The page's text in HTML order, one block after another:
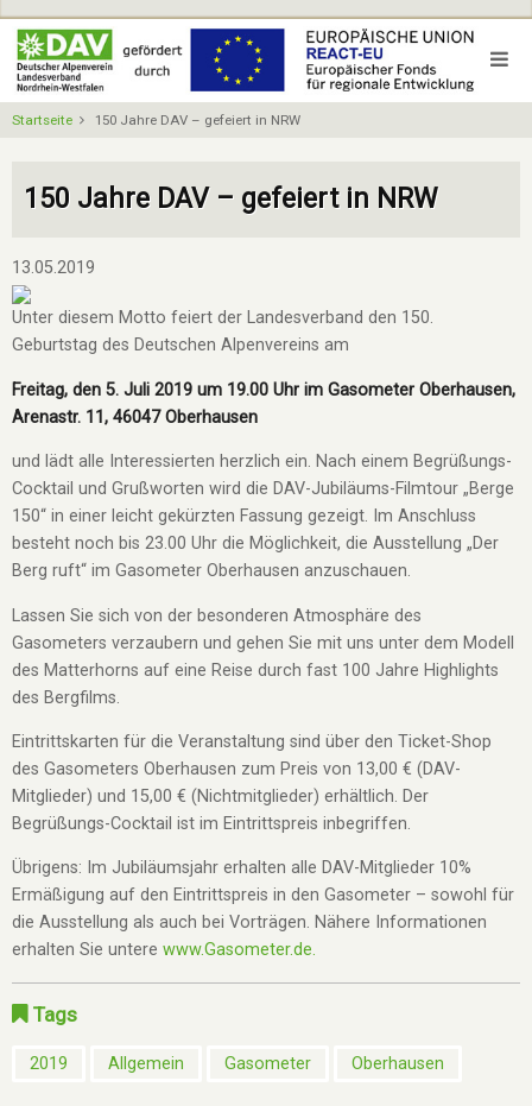
Direkt
zum
Inhalt
Startseite 150 Jahre DAV – gefeiert in NRW
150 Jahre DAV – gefeiert in NRW
13.05.2019
Unter diesem Motto feiert der Landesverband den 150.
Geburtstag des Deutschen Alpenvereins am
Freitag, den 5. Juli 2019 um 19.00 Uhr im Gasometer Oberhausen,
Arenastr. 11, 46047 Oberhausen
und lädt alle Interessierten herzlich ein. Nach einem Begrüßungs-
Cocktail und Grußworten wird die DAV-Jubiläums-Filmtour „Berge
150“ in einer leicht gekürzten Fassung gezeigt. Im Anschluss
besteht noch bis 23.00 Uhr die Möglichkeit, die Ausstellung „Der
Berg ruft“ im Gasometer Oberhausen anzuschauen.
Lassen Sie sich von der besonderen Atmosphäre des
Gasometers verzaubern und gehen Sie mit uns unter dem Modell
des Matterhorns auf eine Reise durch fast 100 Jahre Highlights
des Bergfilms.
Eintrittskarten für die Veranstaltung sind über den Ticket-Shop
des Gasometers Oberhausen zum Preis von 13,00 € (DAV-
Mitglieder) und 15,00 € (Nichtmitglieder) erhältlich. Der
Begrüßungs-Cocktail ist im Eintrittspreis inbegriffen.
Übrigens: Im Jubiläumsjahr erhalten alle DAV-Mitglieder 10%
Ermäßigung auf den Eintrittspreis in den Gasometer – sowohl für
die Ausstellung als auch bei Vorträgen. Nähere Informationen
erhalten Sie untere www.Gasometer.de.
Tags
2019 Allgemein Gasometer Oberhausen